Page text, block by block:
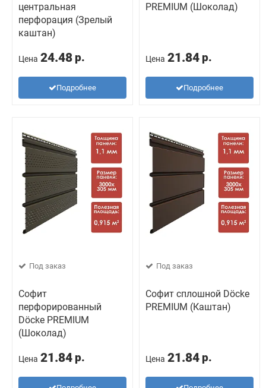
центральная
перфорация (Зрелый
каштан)
Цена 24.48 р.
Подробнее
PREMIUM (Шоколад)
Цена 21.84 р.
Подробнее
Под заказ
Софит
перфорированный
Döcke PREMIUM
(Шоколад)
Цена 21.84 р.
Под заказ
Софит сплошной Döcke
PREMIUM (Каштан)
Цена 21.84 р.